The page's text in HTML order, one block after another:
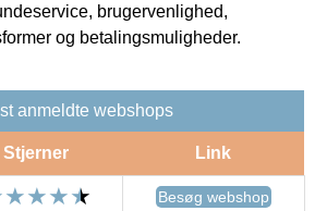
brugervenlighed,
og betalingsmuligheder.
anmeldte webshops
Stjerner Link
Besøg webshop